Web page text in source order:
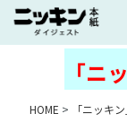
「ニ
HOME > 「ニッキ